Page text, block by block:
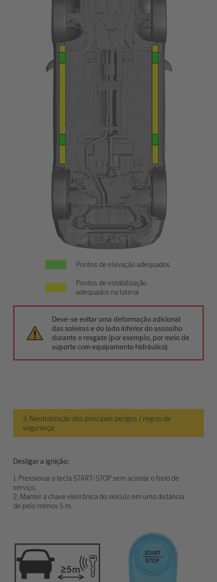
Pontos de elevação adequados
Pontos de estabilização
adequados na lateral
Deve-se evitar uma deformação adicional
das soleiras e do lado inferior do assoalho
durante o resgate (por exemplo, por meio de
suporte com equipamento hidráulico).
3. Neutralização dos principais perigos / regras de
segurança
Desligar a ignição:
1. Pressionar a tecla START-STOP sem acionar o freio de
serviço.
2. Manter a chave eletrônica do veículo em uma distância
de pelo menos 5 m.